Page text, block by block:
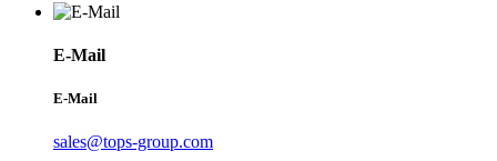
E-Mail
E-Mail
sales@tops-group.com